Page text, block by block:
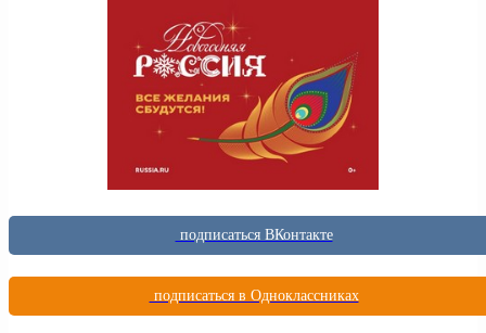
подписаться ВКонтакте
подписаться в Одноклассниках